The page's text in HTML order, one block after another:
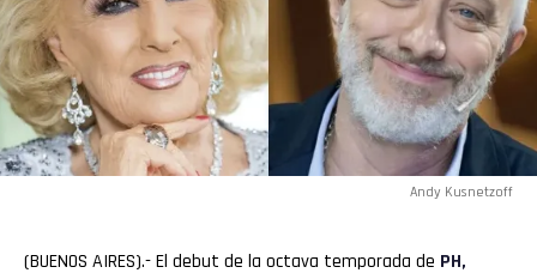
Andy Kusnetzoff
(BUENOS AIRES).- El debut de la octava temporada de PH,